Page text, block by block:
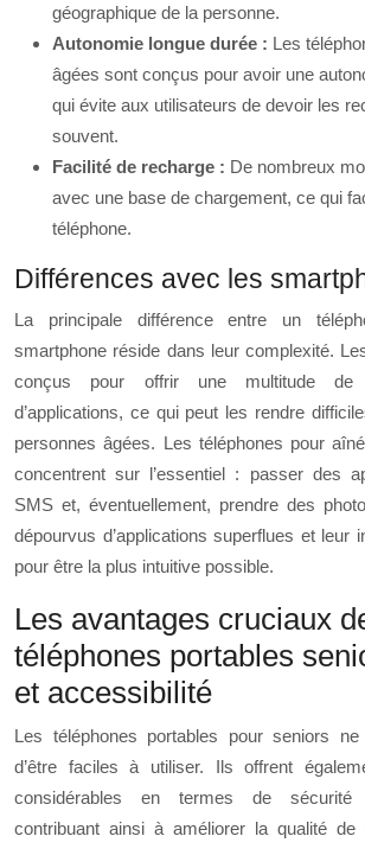
géographique de la personne.
Autonomie longue durée : Les
âgées sont conçus pour avoir une
qui évite aux utilisateurs de devoir les
souvent.
Facilité de recharge : De nombreux
avec une base de chargement, ce qui
téléphone.
Différences avec les
La principale différence entre un
smartphone réside dans leur complexité.
conçus pour offrir une multitude de
d’applications, ce qui peut les rendre
personnes âgées. Les téléphones pour
concentrent sur l’essentiel : passer des
SMS et, éventuellement, prendre des
dépourvus d’applications superflues et leur
pour être la plus intuitive possible.
Les avantages cruciaux
téléphones portables
et accessibilité
Les téléphones portables pour seniors
d’être faciles à utiliser. Ils offrent
considérables en termes de sécurité
contribuant ainsi à améliorer la qualité de